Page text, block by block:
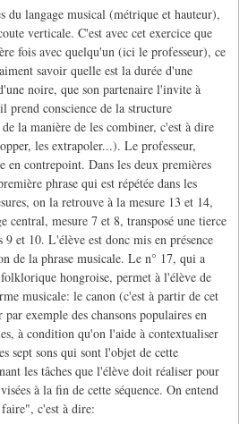
du langage musical (métrique et hauteur),
verticale. C'est avec cet exercice que
fois avec quelqu'un (ici le professeur), ce
savoir quelle est la durée d'une
noire, que son partenaire l'invite à
prend conscience de la structure
la manière de les combiner, c'est à dire
les extrapoler...). Le professeur,
en contrepoint. Dans les deux premières
phrase qui est répétée dans les
on la retrouve à la mesure 13 et 14,
central, mesure 7 et 8, transposé une tierce
9 et 10. L'élève est donc mis en présence
de la phrase musicale. Le n° 17, qui a
hongroise, permet à l'élève de
musicale: le canon (c'est à partir de cet
exemple des chansons populaires en
à condition qu'on l'aide à contextualiser
sept sons qui sont l'objet de cette
les tâches que l'élève doit réaliser pour
à la fin de cette séquence. On entend
c'est à dire: